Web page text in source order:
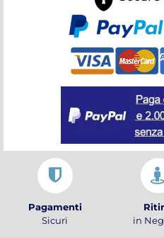
Pagamenti
Sicuri
in